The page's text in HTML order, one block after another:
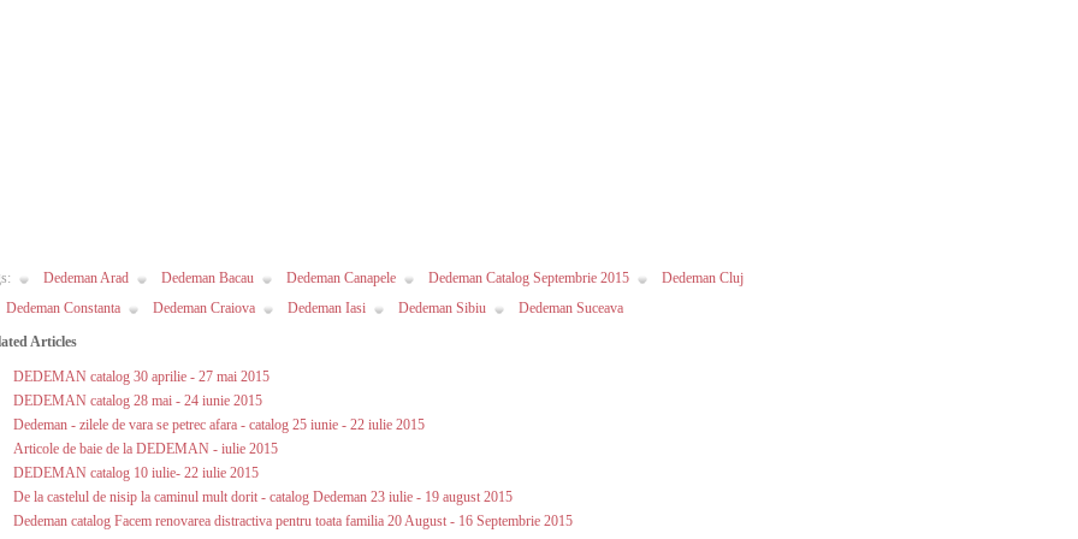
Dedeman Arad Dedeman Bacau Dedeman Canapele Dedeman Catalog Septembrie 2015
Dedeman Cluj
Dedeman Constanta
Dedeman Craiova Dedeman Iasi Dedeman Sibiu
Dedeman Suceava
Articles
DEDEMAN catalog 30 aprilie - 27 mai 2015
DEDEMAN catalog 28 mai - 24 iunie 2015
Dedeman - zilele de vara se petrec afara - catalog 25 iunie - 22 iulie 2015
Articole de baie de la DEDEMAN - iulie 2015
DEDEMAN catalog 10 iulie- 22 iulie 2015
De la castelul de nisip la caminul mult dorit - catalog Dedeman 23 iulie - 19 august 2015
Dedeman catalog Facem renovarea distractiva pentru toata familia 20 August - 16 Septembrie 2015